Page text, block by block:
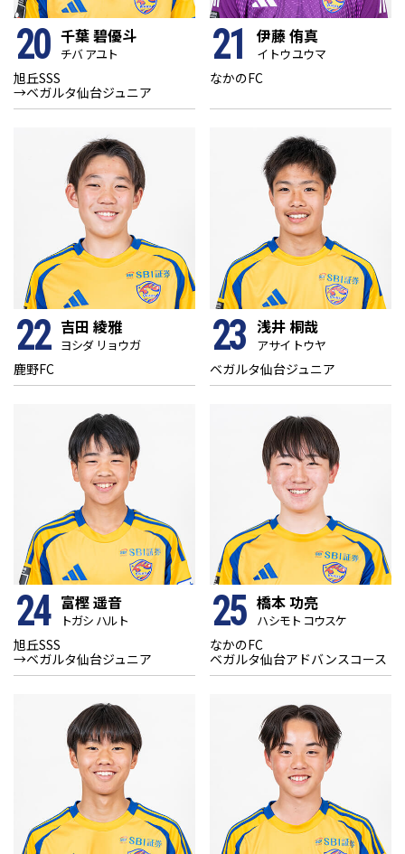
千葉 碧優斗
チバ アユト
20
旭丘SSS
→ベガルタ仙台ジュニア
伊藤 侑真
イトウ ユウマ
21
なかのFC
吉田 綾雅
ヨシダ リョウガ
22
鹿野FC
浅井 桐哉
アサイ トウヤ
23
ベガルタ仙台ジュニア
富樫 遥音
トガシ ハルト
24
旭丘SSS
→ベガルタ仙台ジュニア
橋本 功亮
ハシモト コウスケ
25
なかのFC
ベガルタ仙台アドバンスコース